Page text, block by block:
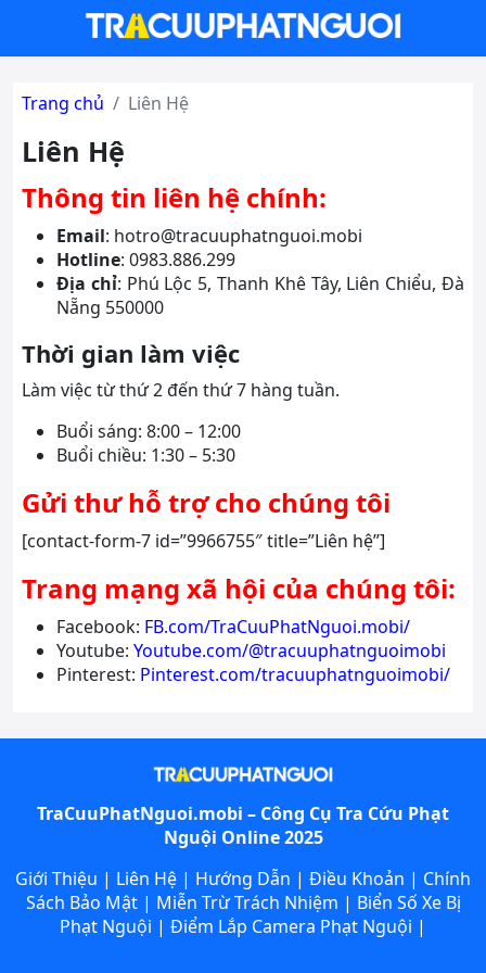
Trang chủ Liên Hệ
Liên Hệ
Thông tin liên hệ chính:
Email: hotro@tracuuphatnguoi.mobi
Hotline: 0983.886.299
Địa chỉ: Phú Lộc 5, Thanh Khê Tây, Liên Chiểu, Đà
Nẵng 550000
Thời gian làm việc
Làm việc từ thứ 2 đến thứ 7 hàng tuần.
Buổi sáng: 8:00 – 12:00
Buổi chiều: 1:30 – 5:30
Gửi thư hỗ trợ cho chúng tôi
[contact-form-7 id=”9966755″ title=”Liên hệ”]
Trang mạng xã hội của chúng tôi:
Facebook: FB.com/TraCuuPhatNguoi.mobi/
Youtube: Youtube.com/@tracuuphatnguoimobi
Pinterest: Pinterest.com/tracuuphatnguoimobi/
TraCuuPhatNguoi.mobi – Công Cụ Tra Cứu Phạt
Nguội Online 2025
Giới Thiệu | Liên Hệ | Hướng Dẫn | Điều Khoản | Chính
Sách Bảo Mật| Miễn Trừ Trách Nhiệm | Biển Số Xe Bị
Phạt Nguội | Điểm Lắp Camera Phạt Nguội |